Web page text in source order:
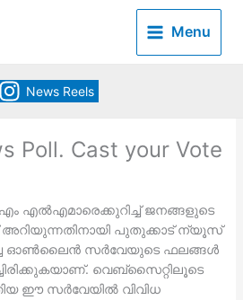
Menu
News Reels
Poll. Cast your Vote
എം എല്‍എമാരെക്കുറിച്ച് ജനങ്ങളുടെ
അറിയുന്നതിനായി പുതുക്കാട് ന്യൂസ്
ഓണ്‍ലൈന്‍ സര്‍വേയുടെ ഫലങ്ങള്‍
വെബ്‌സൈറ്റിലൂടെ
ഈ സര്‍വേയില്‍ വിവിധ